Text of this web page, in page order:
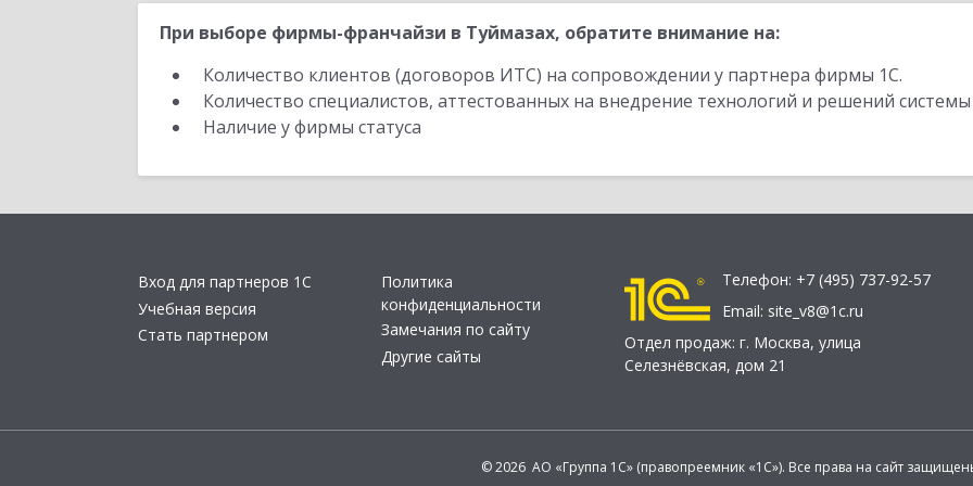
При выборе фирмы-франчайзи в Туймазах, обратите внимание на:
Количество клиентов (договоров ИТС) на сопровождении у партнера фирмы 1С.
Количество специалистов, аттестованных на внедрение технологий и решений
Наличие у фирмы статуса
Вход для партнеров 1С
Учебная версия
Стать партнером
Политика
конфиденциальности
Замечания по сайту
Другие сайты
Телефон: +7 (495) 737-92-57
Email: site_v8@1c.ru
Отдел продаж: г. Москва, улица
Селезнёвская, дом 21
© 2026 АО «Группа 1С» (правопреемник «1С»). Все права на сайт